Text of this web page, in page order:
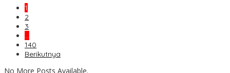
1
2
3
…
140
Berikutnya
No More Posts Available.